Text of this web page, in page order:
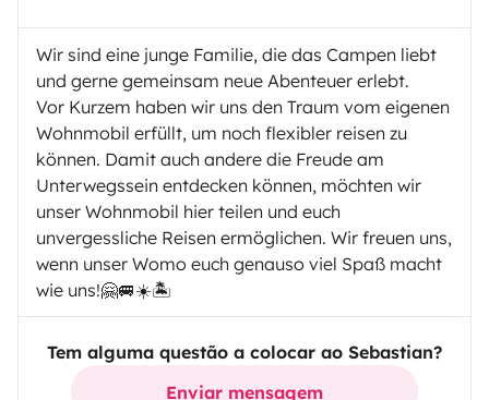
Wir sind eine junge Familie, die das Campen liebt
und gerne gemeinsam neue Abenteuer erlebt.
Vor Kurzem haben wir uns den Traum vom eigenen
Wohnmobil erfüllt, um noch flexibler reisen zu
können. Damit auch andere die Freude am
Unterwegssein entdecken können, möchten wir
unser Wohnmobil hier teilen und euch
unvergessliche Reisen ermöglichen. Wir freuen uns,
wenn unser Womo euch genauso viel Spaß macht
wie uns!🤗🚐☀️🏝️
Tem alguma questão a colocar ao Sebastian?
Enviar mensagem